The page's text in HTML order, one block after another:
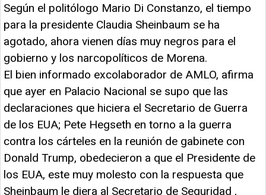
Según el politólogo Mario Di Constanzo, el tiempo
para la presidente Claudia Sheinbaum se ha
agotado, ahora vienen días muy negros para el
gobierno y los narcopolíticos de Morena.
El bien informado excolaborador de AMLO, afirma
que ayer en Palacio Nacional se supo que las
declaraciones que hiciera el Secretario de Guerra
de los EUA; Pete Hegseth en torno a la guerra
contra los cárteles en la reunión de gabinete con
Donald Trump, obedecieron a que el Presidente de
los EUA, este muy molesto con la respuesta que
Sheinbaum le diera al Secretario de Seguridad ,